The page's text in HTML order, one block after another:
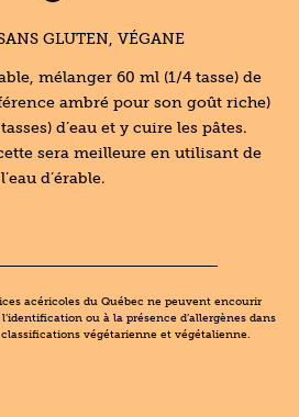
GLUTEN, VÉGANE
mélanger 60 ml (1/4 tasse) de
ambré pour son goût riche)
d’eau et y cuire les pâtes.
sera meilleure en utilisant de
l’eau d’érable.
acéricoles du Québec ne peuvent encourir
ou à la présence d’allergènes dans
végétarienne et végétalienne.